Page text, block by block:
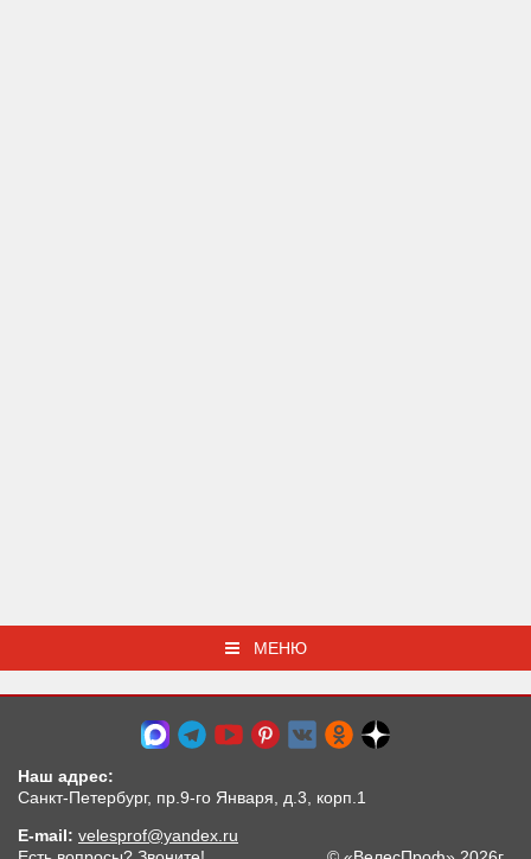
МЕНЮ
Наш адрес:
Санкт-Петербург, пр.9-го Января, д.3, корп.1
E-mail: velesprof@yandex.ru